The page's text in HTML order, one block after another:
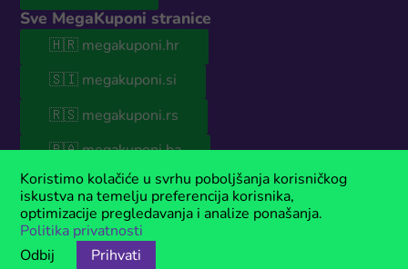
Sve MegaKuponi stranice
🇭🇷 megakuponi.hr
🇸🇮 megakuponi.si
🇷🇸 megakuponi.rs
🇧🇦 megakuponi.ba
© 2026 MegaKuponi® Hrvatska
Naša stranica sadrži sponzorirani sadržaj. Ako koristite naše kupone,
moguće je da ćemo u nekim slučajevima zaraditi proviziju.
MegaKuponi® je registriran žig u vlasništvu Anima Media.
Koristimo kolačiće u svrhu poboljšanja korisničkog
iskustva na temelju preferencija korisnika,
optimizacije pregledavanja i analize ponašanja.
Politika privatnosti
Odbij
Prihvati